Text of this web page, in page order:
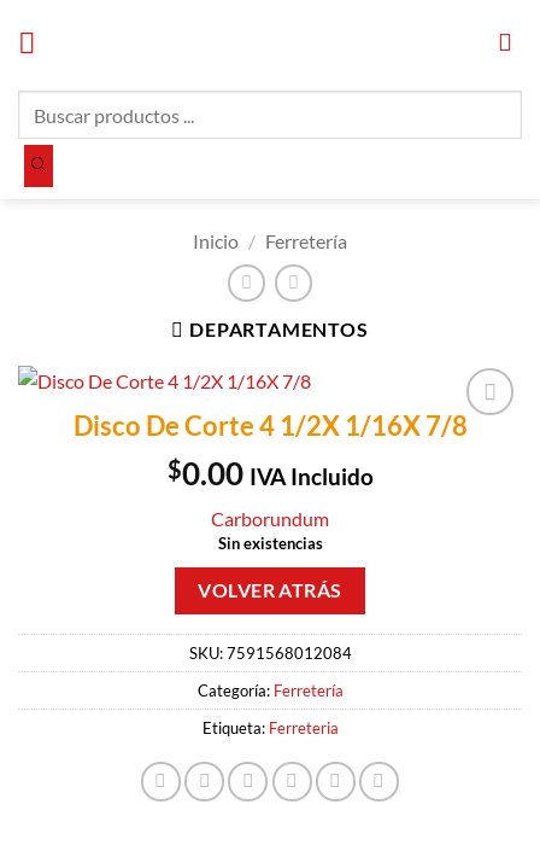
productos
Inicio / Ferretería
DEPARTAMENTOS
Añadir a
Disco De Corte 4 1/2X 1/16X 7/8
$0.00 IVA Incluido
Carborundum
Sin existencias
SKU:7591568012084
Categoría: Ferretería
Etiqueta: Ferreteria